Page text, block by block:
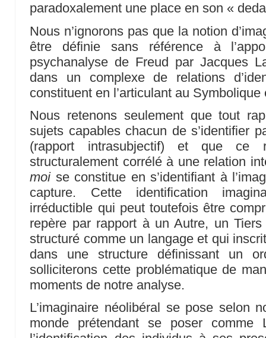
paradoxalement une place en son «
Nous n’ignorons pas que la notion
être définie sans référence à
psychanalyse de Freud par Jacques
dans un complexe de relations
constituent en l’articulant au Symbolique
Nous retenons seulement que tout
sujets capables chacun de s’identifier
(rapport intrasubjectif) et que ce
structuralement corrélé à une relation
moise constitue en s’identifiant à
capture. Cette identification
irréductible qui peut toutefois être
repère par rapport à un Autre, un
structuré comme un langage et qui
dans une structure définissant un
solliciterons cette problématique de
moments de notre analyse.
L’imaginaire néolibéral se pose selon
monde prétendant se poser